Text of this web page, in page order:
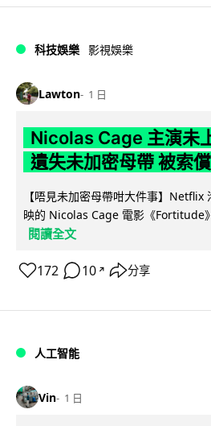
科技娛樂 影視娛樂
Lawton 1 日
Nicolas Cage 主演未
遺失未加密母帶 被索
【唔見未加密母帶咁大件事】Netflix
映的 Nicolas Cage 電影《Fortitude
閱讀全文
172 10 ↗ 分享
人工智能
Vin 1 日